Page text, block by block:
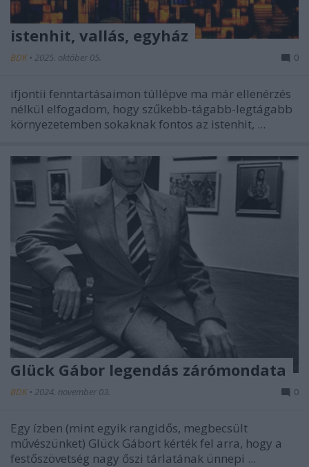
istenhit, vallás, egyház
BDK • 2025. október 05. 0
ifjontii fenntartásaimon túllépve ma már ellenérzés
nélkül elfogadom, hogy szűkebb-tágabb-legtágabb
környezetemben sokaknak fontos az istenhit, ...
Glück Gábor legendás zárómondata
BDK • 2024. november 03. 0
Egy ízben (mint egyik rangidős, megbecsült
művészünket) Glück Gábort kérték fel arra, hogy a
festőszövetség nagy őszi tárlatának ünnepi ...